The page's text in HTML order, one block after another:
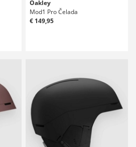
Oakley
Mod1 Pro Čelada
€ 149,95